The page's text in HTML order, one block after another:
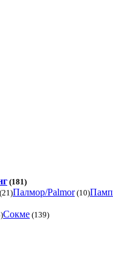
(181)
(21)Палмор/Palmor(10)Памп
Сокме (139)